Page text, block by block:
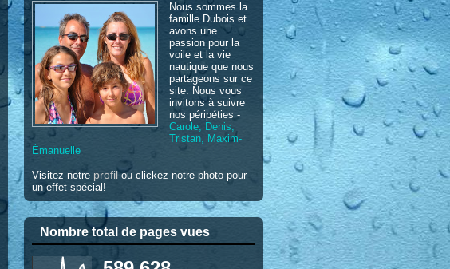
Nous sommes la
famille Dubois et
avons une
passion pour la
voile et la vie
nautique que nous
partageons sur ce
site. Nous vous
invitons à suivre
nos péripéties -
Carole, Denis,
Tristan, Maxim-
Émanuelle
Visitez notre profilou clickez notre photo pour
un effet spécial!
Nombre total de pages vues